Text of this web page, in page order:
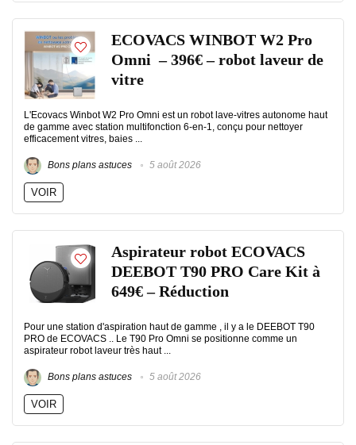
ECOVACS WINBOT W2 Pro
Omni – 396€ – robot laveur de
vitre
L'Ecovacs Winbot W2 Pro Omni est un robot lave-vitres autonome haut
de gamme avec station multifonction 6-en-1, conçu pour nettoyer
efficacement vitres, baies ...
Bons plans astuces 5 août 2026
VOIR
Aspirateur robot ECOVACS
DEEBOT T90 PRO Care Kit à
649€ – Réduction
Pour une station d'aspiration haut de gamme , il y a le DEEBOT T90
PRO de ECOVACS .. Le T90 Pro Omni se positionne comme un
aspirateur robot laveur très haut ...
Bons plans astuces 5 août 2026
VOIR